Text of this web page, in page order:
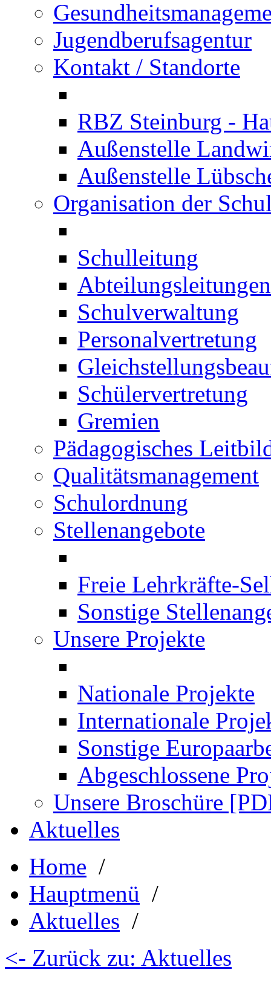
Jugendberufsagentur
Kontakt / Standorte
RBZ Steinburg -
Außenstelle
Außenstelle
Organisation der
Schulleitung
Abteilungsleitungen
Schulverwaltung
Personalvertretung
Schülervertretung
Gremien
Pädagogisches
Qualitätsmanagement
Schulordnung
Stellenangebote
Freie Lehrkräfte-
Sonstige
Unsere Projekte
Nationale Projekte
Internationale
Sonstige
Abgeschlossene
Unsere Broschüre
Aktuelles
Home /
Hauptmenü /
Aktuelles /
<- Zurück zu: Aktuelles